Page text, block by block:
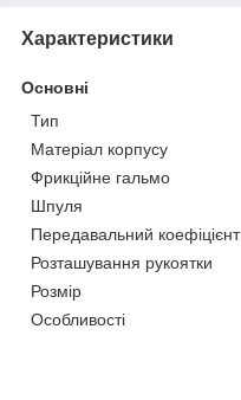
Характеристики
Основні
Тип
Матеріал корпусу
Фрикційне гальмо
Шпуля
Передавальний коефіцієнт
Розташування рукоятки
Розмір
Особливості